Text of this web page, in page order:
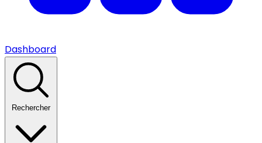
Dashboard
Rechercher